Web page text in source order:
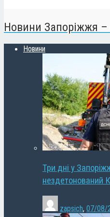
Новини Запоріжжя –
Новини
Три дні у
нездетонований
zapsich, 07/08/